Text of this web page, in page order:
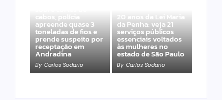
cabos, polícia
apreende quase 3
toneladas de fios e
prende suspeito por
receptação em
Andradina
By Carlos Sodario
20 anos da Lei Maria
da Penha: veja 21
serviços públicos
essenciais voltados
às mulheres no
estado de São Paulo
By Carlos Sodario